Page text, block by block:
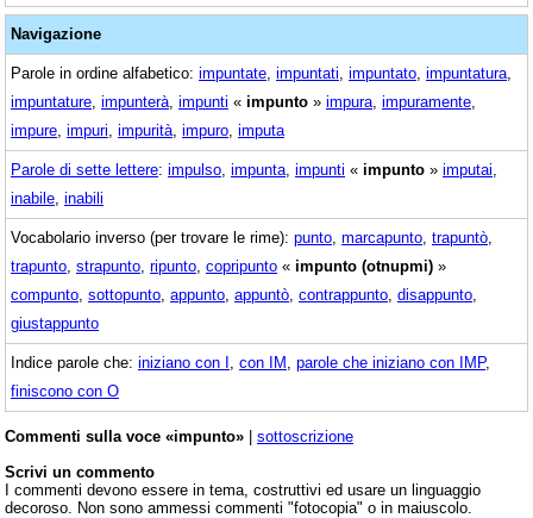
Navigazione
Parole in ordine alfabetico: impuntate impuntati impuntato impuntatura
impuntature impunterà impunti « impunto » impura impuramente
impure impuri impurità impuro imputa
Parole di sette lettere: impulso impunta impunti « impunto » imputai
inabile inabili
Vocabolario inverso (per trovare le rime): punto marcapunto trapuntò
trapunto strapunto ripunto copripunto « impunto (otnupmi) »
compunto sottopunto appunto appuntò contrappunto disappunto
giustappunto
Indice parole che: iniziano con I con IM parole che iniziano con IMP,
finiscono con O
Commenti sulla voce «impunto» | sottoscrizione
Scrivi un commento
I commenti devono essere in tema, costruttivi ed usare un linguaggio
decoroso. Non sono ammessi commenti "fotocopia" o in maiuscolo.